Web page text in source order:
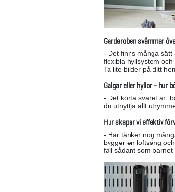
Garderoben svämmar
- Det finns många sätt
flexibla hyllsystem
Ta lite bilder på ditt
Galgar eller hyllor – hur
- Det korta svaret är:
du utnyttja allt
Hur skapar vi effektiv
- Här tänker nog
bygger en loftsäng
fall sådant som barnet